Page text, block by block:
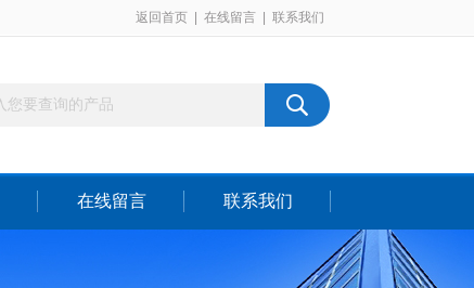
返回首页 在线留言 联系我们
在线留言 联系我们